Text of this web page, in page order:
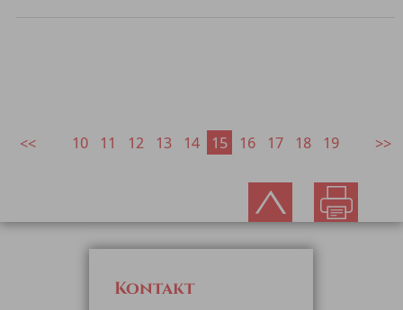
10 11 12 13 14 15 16 17 18 19
Kontakt